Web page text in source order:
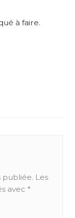
à faire.
publiée. Les
avec *